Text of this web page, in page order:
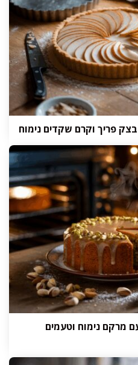
פריך וקרם שקדים נימוח
מרקם נימוח וטעמים